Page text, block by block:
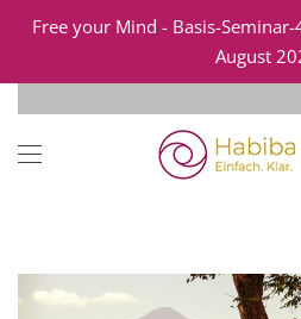
Free your Mind - Basis-
August
Zum Hauptinhalt springen